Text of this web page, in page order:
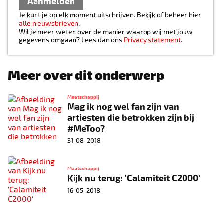
Je kunt je op elk moment uitschrijven. Bekijk of beheer hier
alle nieuwsbrieven.
Wil je meer weten over de manier waarop wij met jouw
gegevens omgaan? Lees dan ons Privacy statement.
Meer over dit onderwerp
Maatschappij
Mag ik nog wel fan zijn van
artiesten die betrokken zijn bij
#MeToo?
31-08-2018
Maatschappij
Kijk nu terug: 'Calamiteit C2000'
16-05-2018